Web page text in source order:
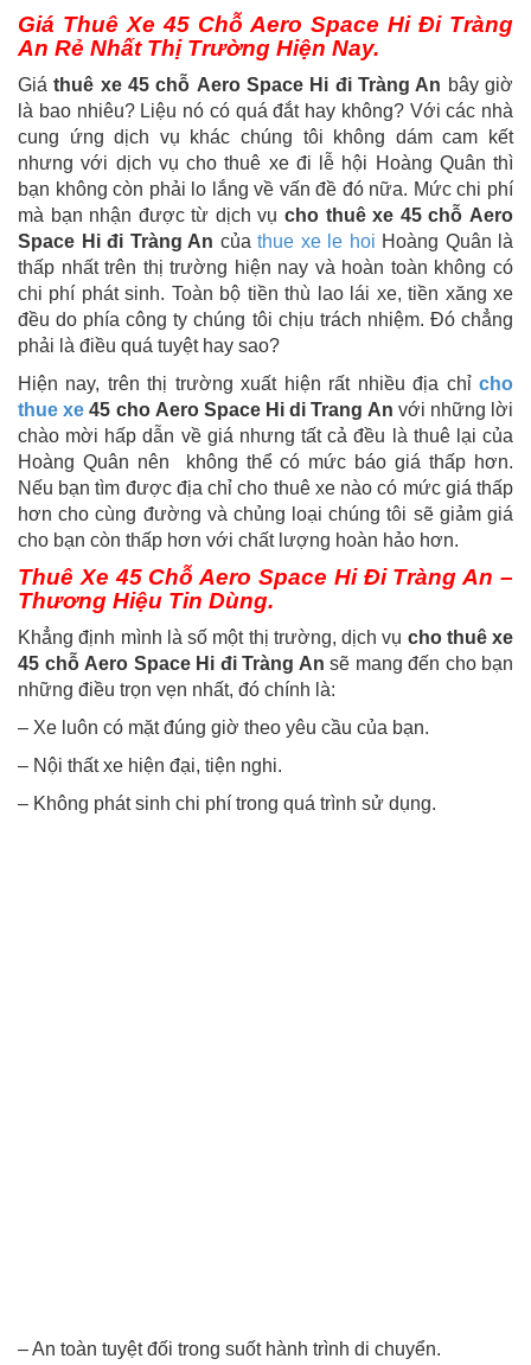
Giá Thuê Xe 45 Chỗ Aero Space Hi Đi Tràng
An Rẻ Nhất Thị Trường Hiện Nay.
Giáthuê xe 45 chỗ Aero Space Hi đi Tràng An bây giờ
là bao nhiêu? Liệu nó có quá đắt hay không? Với các nhà
cung ứng dịch vụ khác chúng tôi không dám cam kết
nhưng với dịch vụ cho thuê xe đi lễ hội Hoàng Quân thì
bạn không còn phải lo lắng về vấn đề đó nữa. Mức chi phí
mà bạn nhận được từ dịch vụcho thuê xe 45 chỗ Aero
Space Hi đi Tràng An của thue xe le hoi Hoàng Quân là
thấp nhất trên thị trường hiện nay và hoàn toàn không có
chi phí phát sinh. Toàn bộ tiền thù lao lái xe, tiền xăng xe
đều do phía công ty chúng tôi chịu trách nhiệm. Đó chẳng
phải là điều quá tuyệt hay sao?
Hiện nay, trên thị trường xuất hiện rất nhiều địa chỉ cho
thue xe 45 cho Aero Space Hi di Trang An với những lời
chào mời hấp dẫn về giá nhưng tất cả đều là thuê lại của
Hoàng Quân nên không thể có mức báo giá thấp hơn.
Nếu bạn tìm được địa chỉ cho thuê xe nào có mức giá thấp
hơn cho cùng đường và chủng loại chúng tôi sẽ giảm giá
cho bạn còn thấp hơn với chất lượng hoàn hảo hơn.
Thuê Xe 45 Chỗ Aero Space Hi Đi Tràng An –
Thương Hiệu Tin Dùng.
Khẳng định mình là số một thị trường, dịch vụ cho thuê xe
45 chỗ Aero Space Hi đi Tràng An sẽ mang đến cho bạn
những điều trọn vẹn nhất, đó chính là:
– Xe luôn có mặt đúng giờ theo yêu cầu của bạn.
– Nội thất xe hiện đại, tiện nghi.
– Không phát sinh chi phí trong quá trình sử dụng.
– An toàn tuyệt đối trong suốt hành trình di chuyển.